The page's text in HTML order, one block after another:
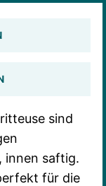
sind
innen saftig.
für die